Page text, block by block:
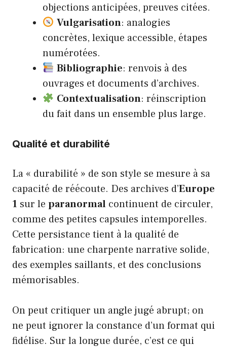
objections anticipées, preuves citées.
Vulgarisation: analogies
concrètes, lexique accessible, étapes
numérotées.
Bibliographie: renvois à des
ouvrages et documents d’archives.
Contextualisation: réinscription
du fait dans un ensemble plus large.
Qualité et durabilité
La « durabilité » de son style se mesure à sa
capacité de réécoute. Des archives d’Europe
1 sur le paranormal continuent de circuler,
comme des petites capsules intemporelles.
Cette persistance tient à la qualité de
fabrication: une charpente narrative solide,
des exemples saillants, et des conclusions
mémorisables.
On peut critiquer un angle jugé abrupt; on
ne peut ignorer la constance d’un format qui
fidélise. Sur la longue durée, c’est ce qui